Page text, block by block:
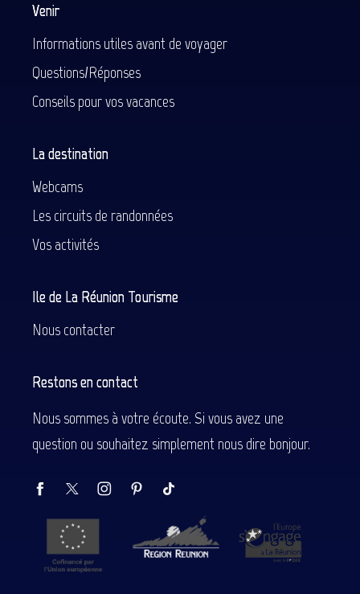
Venir
Informations utiles avant de voyager
Questions/Réponses
Conseils pour vos vacances
La destination
Webcams
Les circuits de randonnées
Vos activités
Ile de La Réunion Tourisme
Nous contacter
Restons en contact
Nous sommes à votre écoute. Si vous avez une
question ou souhaitez simplement nous dire bonjour.